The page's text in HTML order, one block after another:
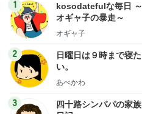
1
kosodatefulな毎日 ～
オギャ子の暴走～
オギャ子
2
日曜日は９時まで寝た
い。
あべかわ
3
四十路シンパパの家族